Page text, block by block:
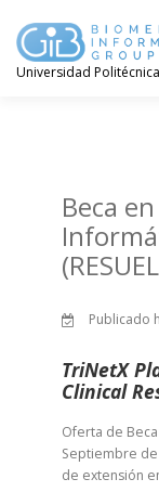
contenido
Universidad
Beca
Publicado
TriNetX
Clinical
Oferta de
Septiembre
de extensión